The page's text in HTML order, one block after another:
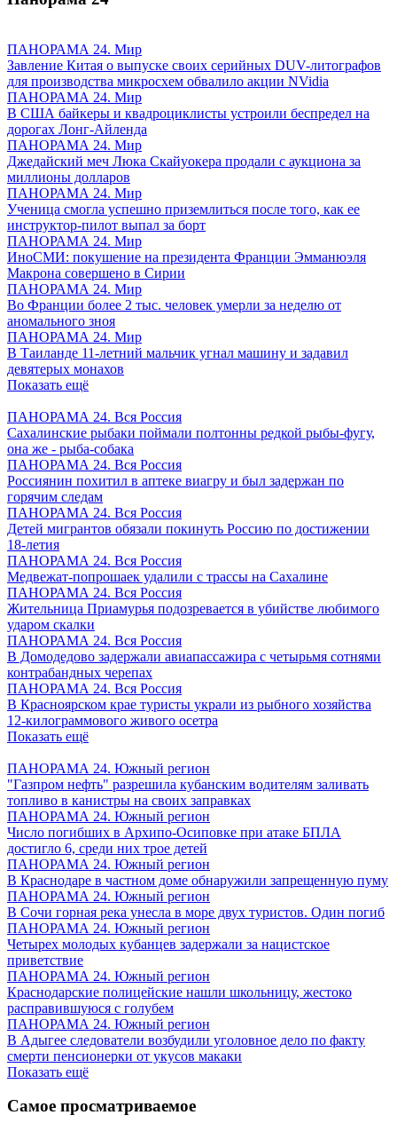
ПАНОРАМА 24. Мир
Завление Китая о выпуске своих серийных DUV-литографов
для производства микросхем обвалило акции NVidia
ПАНОРАМА 24. Мир
В США байкеры и квадроциклисты устроили беспредел на
дорогах Лонг-Айленда
ПАНОРАМА 24. Мир
Джедайский меч Люка Скайуокера продали с аукциона за
миллионы долларов
ПАНОРАМА 24. Мир
Ученица смогла успешно приземлиться после того, как ее
инструктор-пилот выпал за борт
ПАНОРАМА 24. Мир
ИноСМИ: покушение на президента Франции Эмманюэля
Макрона совершено в Сирии
ПАНОРАМА 24. Мир
Во Франции более 2 тыс. человек умерли за неделю от
аномального зноя
ПАНОРАМА 24. Мир
В Таиланде 11-летний мальчик угнал машину и задавил
девятерых монахов
Показать ещё
ПАНОРАМА 24. Вся Россия
Сахалинские рыбаки поймали полтонны редкой рыбы-фугу,
она же - рыба-собака
ПАНОРАМА 24. Вся Россия
Россиянин похитил в аптеке виагру и был задержан по
горячим следам
ПАНОРАМА 24. Вся Россия
Детей мигрантов обязали покинуть Россию по достижении
18-летия
ПАНОРАМА 24. Вся Россия
Медвежат-попрошаек удалили с трассы на Сахалине
ПАНОРАМА 24. Вся Россия
Жительница Приамурья подозревается в убийстве любимого
ударом скалки
ПАНОРАМА 24. Вся Россия
В Домодедово задержали авиапассажира с четырьмя сотнями
контрабандных черепах
ПАНОРАМА 24. Вся Россия
В Красноярском крае туристы украли из рыбного хозяйства
12-килограммового живого осетра
Показать ещё
ПАНОРАМА 24. Южный регион
"Газпром нефть" разрешила кубанским водителям заливать
топливо в канистры на своих заправках
ПАНОРАМА 24. Южный регион
Число погибших в Архипо-Осиповке при атаке БПЛА
достигло 6, среди них трое детей
ПАНОРАМА 24. Южный регион
В Краснодаре в частном доме обнаружили запрещенную пуму
ПАНОРАМА 24. Южный регион
В Сочи горная река унесла в море двух туристов. Один погиб
ПАНОРАМА 24. Южный регион
Четырех молодых кубанцев задержали за нацистское
приветствие
ПАНОРАМА 24. Южный регион
Краснодарские полицейские нашли школьницу, жестоко
расправившуюся с голубем
ПАНОРАМА 24. Южный регион
В Адыгее следователи возбудили уголовное дело по факту
смерти пенсионерки от укусов макаки
Показать ещё
Самое просматриваемое